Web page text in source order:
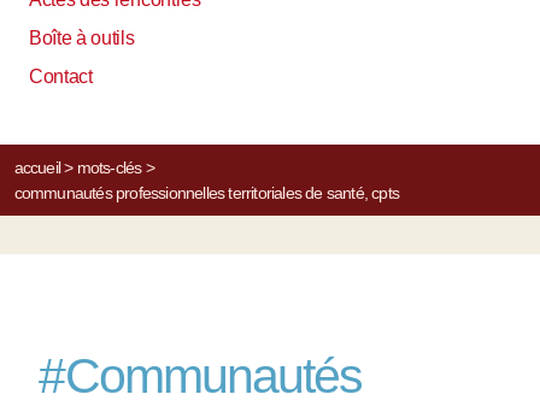
Boîte à outils
Contact
accueil> mots-clés>
communautés professionnelles territoriales de santé, cpts
#Communautés